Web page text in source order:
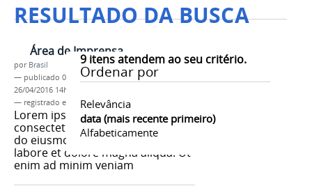
RESULTADO DA BUSCA
9itens atendem ao seu critério.
Ordenar por
Relevância
data (mais recente primeiro)
Alfabeticamente
Área de Imprensa
por Brasil
— publicado 04/06/2013 —última modificação
26/04/2016 14h42
— registrado em:
tag 1,tag 2,tag 3
Lorem ipsum dolor sit amet,
consectetur adipisicing elit, sed
do eiusmod tempor incididunt ut
labore et dolore magna aliqua. Ut
enim ad minim veniam